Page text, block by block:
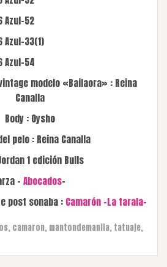
modelo «Bailaora» : Reina
Canalla
Body : Oysho
pelo : Reina Canalla
1 edición Bulls
– Abocados–
post sonaba : Camarón -La tarala-
, camaron, mantondemanila, tatuaje,